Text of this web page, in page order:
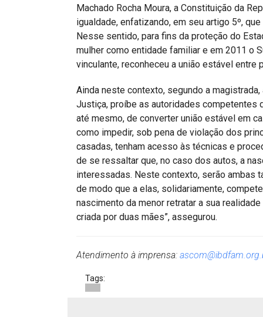
Machado Rocha Moura, a Constituição da
igualdade, enfatizando, em seu artigo 5º,
Nesse sentido, para fins da proteção do
mulher como entidade familiar e em 2011 o
vinculante, reconheceu a união estável
Ainda neste contexto, segundo a
Justiça, proíbe as autoridades competentes
até mesmo, de converter união estável em
como impedir, sob pena de violação dos
casadas, tenham acesso às técnicas e
de se ressaltar que, no caso dos autos, a
interessadas. Neste contexto, serão ambas
de modo que a elas, solidariamente,
nascimento da menor retratar a sua
criada por duas mães”, assegurou.
Atendimento à imprensa:
Tags: